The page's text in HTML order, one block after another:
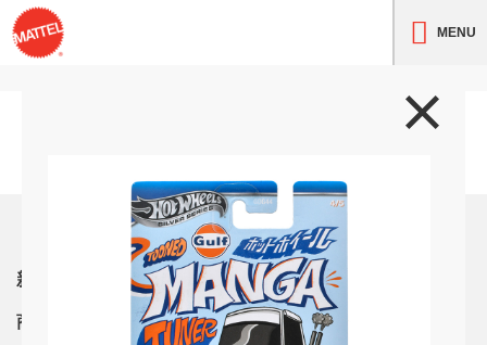
MENU
新着情報
商品紹介